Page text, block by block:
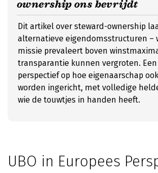
ownership ons bevrijdt
Dit artikel over steward-ownership
alternatieve eigendomsstructuren –
missie prevaleert boven
transparantie kunnen vergroten.
perspectief op hoe eigenaarschap
worden ingericht, met volledige
wie de touwtjes in handen heeft.
UBO in Europees